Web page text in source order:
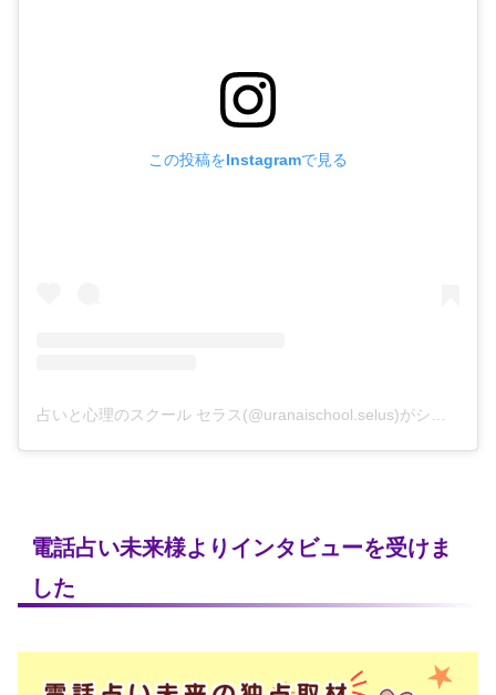
この投稿をInstagramで見る
電話占い未来様よりインタビューを受けま
した